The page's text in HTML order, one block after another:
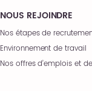
NOUS REJOINDRE
Nos étapes de
Environnement de travail
Nos offres d’emplois et